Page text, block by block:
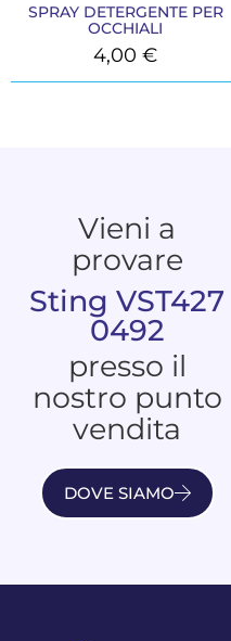
SPRAY DETERGENTE PER
OCCHIALI
4,00€
Vieni a
provare
Sting VST427
0492
presso il
nostro punto
vendita
DOVE SIAMO